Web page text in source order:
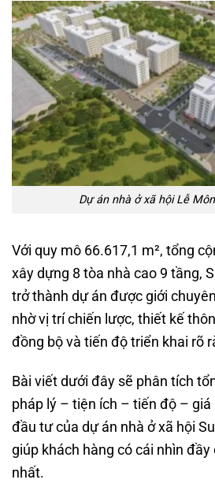
Dự án nhà ở xã hội Lễ
Với quy mô 66.617,1 m², tổng
xây dựng 8 tòa nhà cao 9 tầng,
trở thành dự án được giới
nhờ vị trí chiến lược, thiết kế
đồng bộ và tiến độ triển khai rõ
Bài viết dưới đây sẽ phân tích
pháp lý – tiện ích – tiến độ –
đầu tư của dự án nhà ở xã hội
giúp khách hàng có cái nhìn
nhất.